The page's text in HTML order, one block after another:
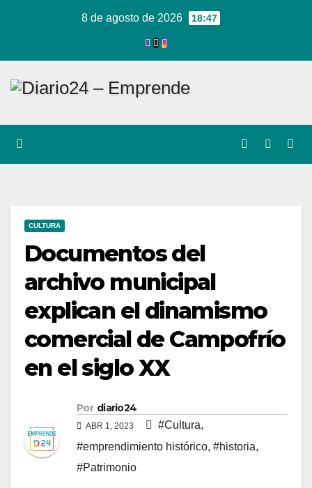
8 de agosto de 2026 18:47
CULTURA
Documentos del
archivo municipal
explican el dinamismo
comercial de Campofrío
en el siglo XX
Por diario24
ABR 1, 2023 #Cultura,
#emprendimiento histórico, #historia,
#Patrimonio